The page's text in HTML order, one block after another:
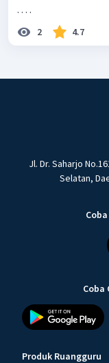
… .
2 4.7
Jl. Dr. Saharjo
Selatan,
Coba
Produk Ruangguru